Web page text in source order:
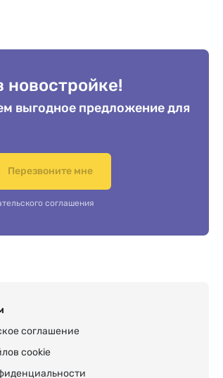
выгодное предложение для
Перезвоните мне
соглашения
соглашение
cookie